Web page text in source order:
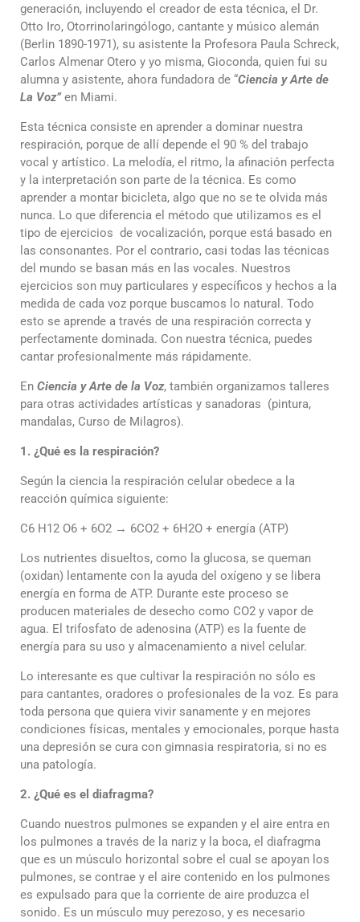
generación, incluyendo el creador de esta técnica, el Dr.
Otto Iro, Otorrinolaringólogo, cantante y músico alemán
(Berlin 1890-1971), su asistente la Profesora Paula Schreck,
Carlos Almenar Otero y yo misma, Gioconda, quien fui su
alumna y asistente, ahora fundadora de “Ciencia y Arte de
La Voz”en Miami.
Esta técnica consiste en aprender a dominar nuestra
respiración, porque de allí depende el 90 % del trabajo
vocal y artístico. La melodía, el ritmo, la afinación perfecta
y la interpretación son parte de la técnica. Es como
aprender a montar bicicleta, algo que no se te olvida más
nunca. Lo que diferencia el método que utilizamos es el
tipo de ejercicios de vocalización, porque está basado en
las consonantes. Por el contrario, casi todas las técnicas
del mundo se basan más en las vocales. Nuestros
ejercicios son muy particulares y específicos y hechos a la
medida de cada voz porque buscamos lo natural. Todo
esto se aprende a través de una respiración correcta y
perfectamente dominada. Con nuestra técnica, puedes
cantar profesionalmente más rápidamente.
En Ciencia y Arte de la Voz, también organizamos talleres
para otras actividades artísticas y sanadoras (pintura,
mandalas, Curso de Milagros).
1. ¿Qué es la respiración?
Según la ciencia la respiración celular obedece a la
reacción química siguiente:
C6 H12 O6 + 6O2 → 6CO2 + 6H2O + energía (ATP)
Los nutrientes disueltos, como la glucosa, se queman
(oxidan) lentamente con la ayuda del oxígeno y se libera
energía en forma de ATP. Durante este proceso se
producen materiales de desecho como CO2 y vapor de
agua. El trifosfato de adenosina (ATP) es la fuente de
energía para su uso y almacenamiento a nivel celular.
Lo interesante es que cultivar la respiración no sólo es
para cantantes, oradores o profesionales de la voz. Es para
toda persona que quiera vivir sanamente y en mejores
condiciones físicas, mentales y emocionales, porque hasta
una depresión se cura con gimnasia respiratoria, si no es
una patología.
2. ¿Qué es el diafragma?
Cuando nuestros pulmones se expanden y el aire entra en
los pulmones a través de la nariz y la boca, el diafragma
que es un músculo horizontal sobre el cual se apoyan los
pulmones, se contrae y el aire contenido en los pulmones
es expulsado para que la corriente de aire produzca el
sonido. Es un músculo muy perezoso, y es necesario